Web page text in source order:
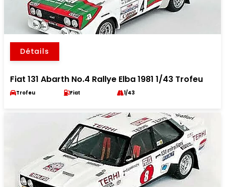
Détails
Fiat 131 Abarth No.4 Rallye Elba 1981 1/43 Trofeu
Trofeu Fiat 1/43